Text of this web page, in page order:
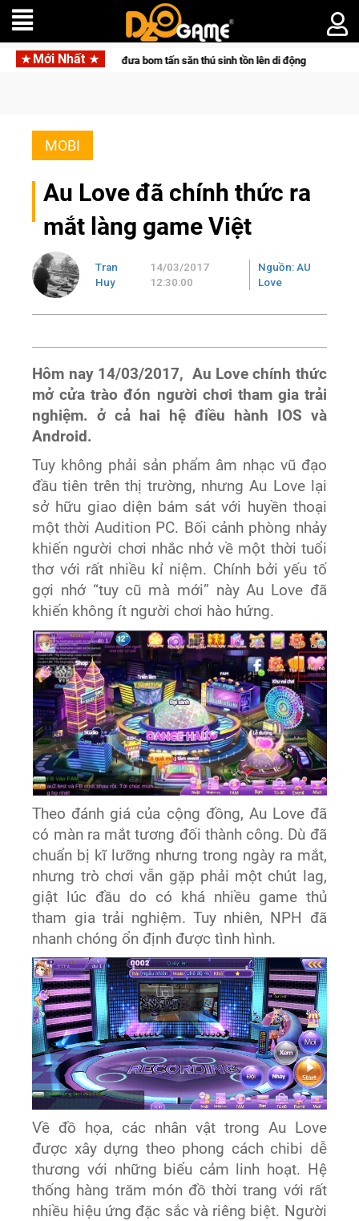
Mới Nhất
đưa bom tấn săn thú sinh tồn lên di động với tên gọi Palworld Online
MOBI
Au Love đã chính thức ra
mắt làng game Việt
Tran
Huy
14/03/2017
12:30:00
Nguồn: AU
Love
Hôm nay 14/03/2017, Au Love chính thức
mở cửa trào đón người chơi tham gia trải
nghiệm. ở cả hai hệ điều hành IOS và
Android.
Tuy không phải sản phẩm âm nhạc vũ đạo
đầu tiên trên thị trường, nhưng Au Love lại
sở hữu giao diện bám sát với huyền thoại
một thời Audition PC. Bối cảnh phòng nhảy
khiến người chơi nhắc nhở về một thời tuổi
thơ với rất nhiều kỉ niệm. Chính bởi yếu tố
gợi nhớ “tuy cũ mà mới” này Au Love đã
khiến không ít người chơi hào hứng.
Theo đánh giá của cộng đồng, Au Love đã
có màn ra mắt tương đối thành công. Dù đã
chuẩn bị kĩ lưỡng nhưng trong ngày ra mắt,
nhưng trò chơi vẫn gặp phải một chút lag,
giật lúc đầu do có khá nhiều game thủ
tham gia trải nghiệm. Tuy nhiên, NPH đã
nhanh chóng ổn định được tình hình.
Về đồ họa, các nhân vật trong Au Love
được xây dựng theo phong cách chibi dễ
thương với những biểu cảm linh hoạt. Hệ
thống hàng trăm món đồ thời trang với rất
nhiều hiệu ứng đặc sắc và riêng biệt. Người